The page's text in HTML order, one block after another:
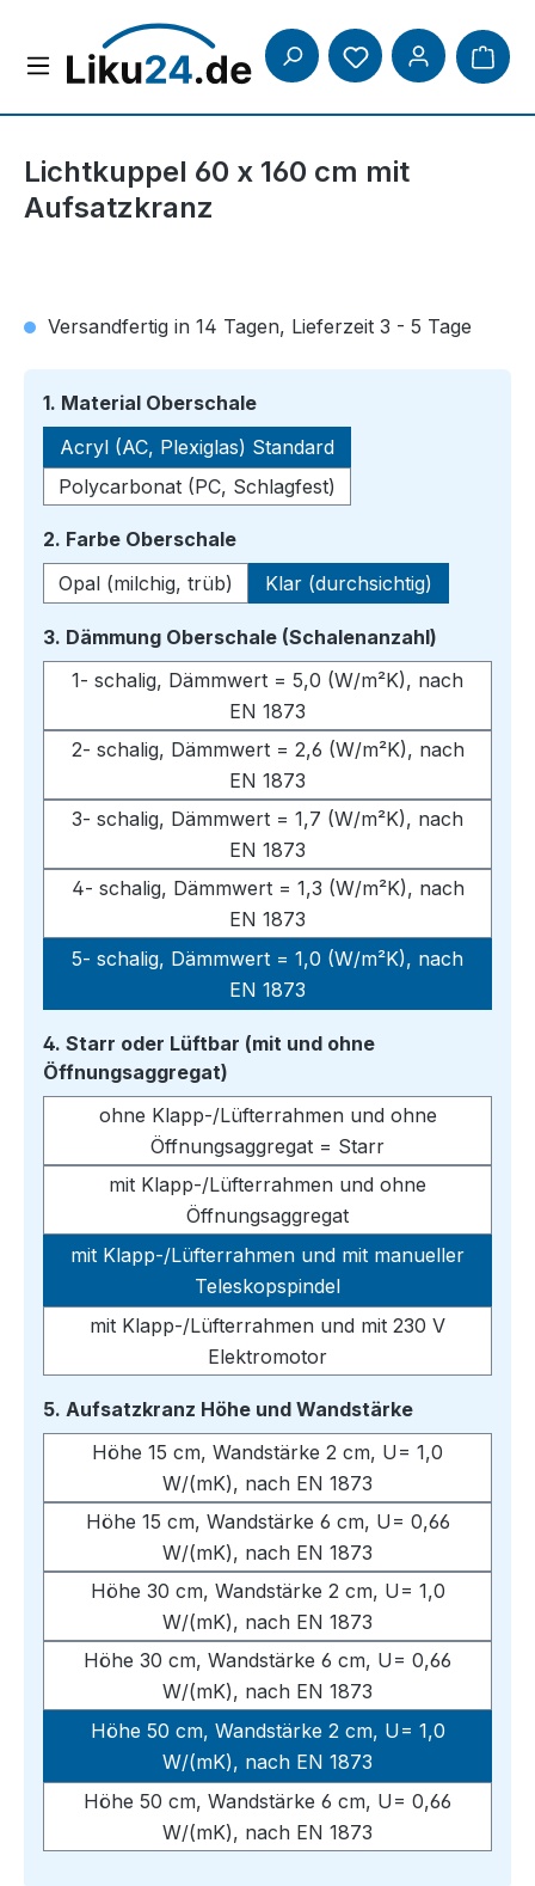
Zum Hauptinhalt springen
Lichtkuppel 60 x 160 cm mit
Aufsatzkranz
Versandfertig in 14 Tagen, Lieferzeit 3 - 5 Tage
1. Material Oberschaleauswählen
Acryl (AC, Plexiglas) Standard
Polycarbonat (PC, Schlagfest)
2. Farbe Oberschaleauswählen
Opal (milchig, trüb)
Klar (durchsichtig)
3. Dämmung Oberschale (Schalenanzahl)
1- schalig, Dämmwert = 5,0 (W/m²K), nach
EN 1873
2- schalig, Dämmwert = 2,6 (W/m²K), nach
EN 1873
3- schalig, Dämmwert = 1,7 (W/m²K), nach
EN 1873
4- schalig, Dämmwert = 1,3 (W/m²K), nach
EN 1873
5- schalig, Dämmwert = 1,0 (W/m²K), nach
EN 1873
4. Starr oder Lüftbar (mit und ohne
Öffnungsaggregat)
ohne Klapp-/Lüfterrahmen und ohne
Öffnungsaggregat = Starr
mit Klapp-/Lüfterrahmen und ohne
Öffnungsaggregat
mit Klapp-/Lüfterrahmen und mit manueller
Teleskopspindel
mit Klapp-/Lüfterrahmen und mit 230 V
Elektromotor
5. Aufsatzkranz Höhe und Wandstärkeauswählen
Höhe 15 cm, Wandstärke 2 cm, U= 1,0
W/(mK), nach EN 1873
Höhe 15 cm, Wandstärke 6 cm, U= 0,66
W/(mK), nach EN 1873
Höhe 30 cm, Wandstärke 2 cm, U= 1,0
W/(mK), nach EN 1873
Höhe 30 cm, Wandstärke 6 cm, U= 0,66
W/(mK), nach EN 1873
Höhe 50 cm, Wandstärke 2 cm, U= 1,0
W/(mK), nach EN 1873
Höhe 50 cm, Wandstärke 6 cm, U= 0,66
W/(mK), nach EN 1873